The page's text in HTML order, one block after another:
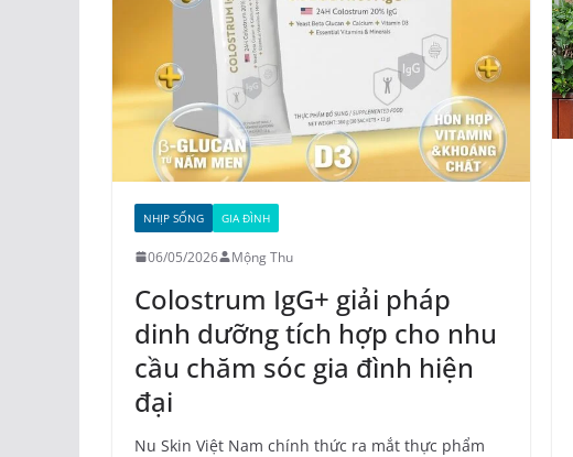
NHỊP SỐNG GIA ĐÌNH
06/05/2026 Mộng Thu
Colostrum IgG+ giải pháp
dinh dưỡng tích hợp cho nhu
cầu chăm sóc gia đình hiện
đại
Nu Skin Việt Nam chính thức ra mắt thực phẩm